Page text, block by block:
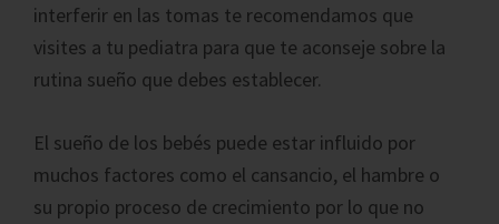
interferir en las tomas te recomendamos que
visites a tu pediatra para que te aconseje sobre la
rutina sueño que debes establecer.
El sueño de los bebés puede estar influido por
muchos factores como el cansancio, el hambre o
su propio proceso de crecimiento por lo que no